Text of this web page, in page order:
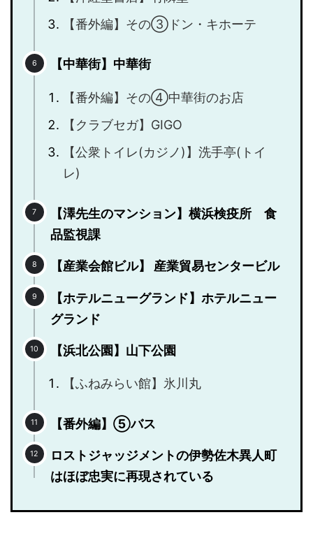
【番外編】その③ドン・キホーテ
【中華街】中華街
【番外編】その④中華街のお店
【クラブセガ】GIGO
【公衆トイレ(カジノ)】洗手亭(トイ
レ)
【澤先生のマンション】横浜検疫所 食
品監視課
【産業会館ビル】 産業貿易センタービル
【ホテルニューグランド】ホテルニュー
グランド
【浜北公園】山下公園
【ふねみらい館】氷川丸
【番外編】⑤バス
ロストジャッジメントの伊勢佐木異人町
はほぼ忠実に再現されている